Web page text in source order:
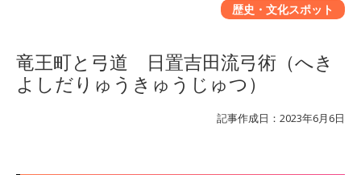
歴史・文化スポット
竜王町と弓道 日置吉田流弓術（へき
よしだりゅうきゅうじゅつ）
記事作成日：2023年6月6日